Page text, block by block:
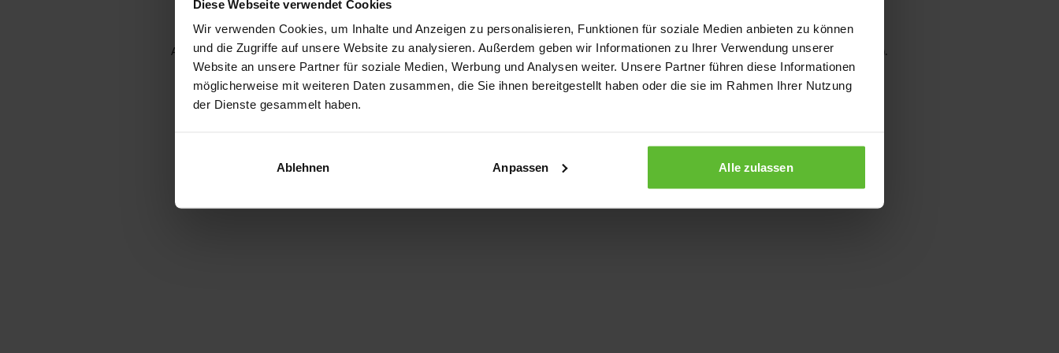
Diese Webseite verwendet Cookies
Wir verwenden Cookies, um Inhalte und Anzeigen zu personalisieren, Funktionen für soziale Medien anbieten zu können
und die Zugriffe auf unsere Website zu analysieren. Außerdem geben wir Informationen zu Ihrer Verwendung unserer
Website an unsere Partner für soziale Medien, Werbung und Analysen weiter. Unsere Partner führen diese Informationen
möglicherweise mit weiteren Daten zusammen, die Sie ihnen bereitgestellt haben oder die sie im Rahmen Ihrer Nutzung
der Dienste gesammelt haben.
Ablehnen Anpassen Alle zulassen
Application error: a client-side exception has occurred while loading www.kurzwego.de (see the browser console for more information).